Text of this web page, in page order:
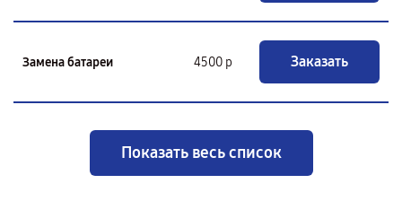
Замена батареи 4500 р Заказать
Показать весь список